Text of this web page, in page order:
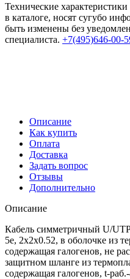
Технические
в каталоге, носят сугубо
быть изменены без
специалиста. +7(495)646-00-
Описание
Как купить
Оплата
Доставка
Задать вопрос
Отзывы
Дополнительно
Описание
Кабель симметричный U/
5e, 2х2х0.52, в оболочке из
содержащая галогенов, не
защитном шланге из
содержащая галогенов, t-